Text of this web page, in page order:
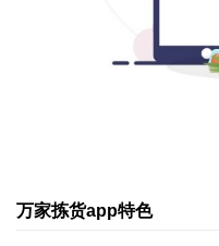
万家拣货app特色